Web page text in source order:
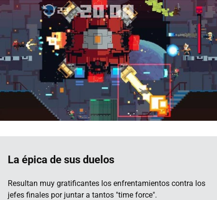
La épica de sus duelos
Resultan muy gratificantes los enfrentamientos contra los
jefes finales por juntar a tantos "time force".